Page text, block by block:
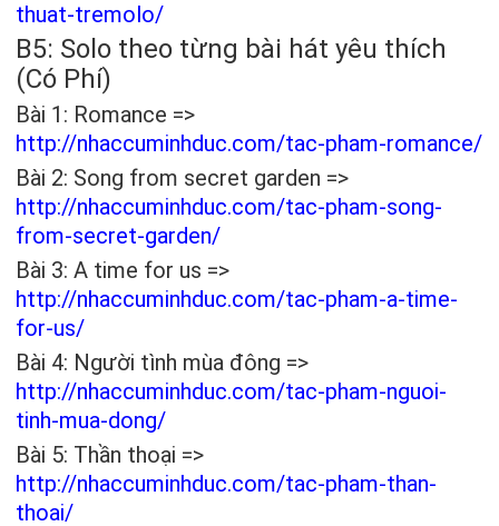
thuat-tremolo/
B5: Solo theo từng bài hát yêu thích
(Có Phí)
Bài 1: Romance =>
http://nhaccuminhduc.com/tac-pham-romance/
Bài 2: Song from secret garden =>
http://nhaccuminhduc.com/tac-pham-song-
from-secret-garden/
Bài 3: A time for us =>
http://nhaccuminhduc.com/tac-pham-a-time-
for-us/
Bài 4: Người tình mùa đông =>
http://nhaccuminhduc.com/tac-pham-nguoi-
tinh-mua-dong/
Bài 5: Thần thoại =>
http://nhaccuminhduc.com/tac-pham-than-
thoai/